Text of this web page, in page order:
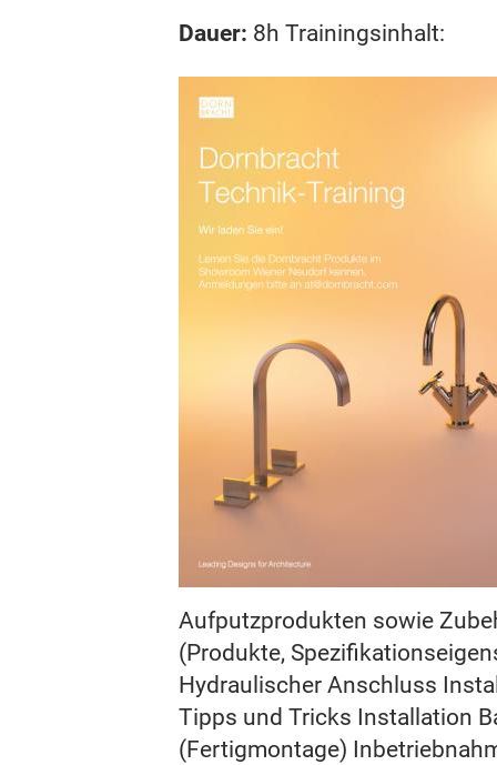
Dauer: 8h Trainingsinhalt:
Aufputzprodukten sowie
(Produkte,
Hydraulischer Anschluss
Tipps und Tricks Installation
(Fertigmontage)